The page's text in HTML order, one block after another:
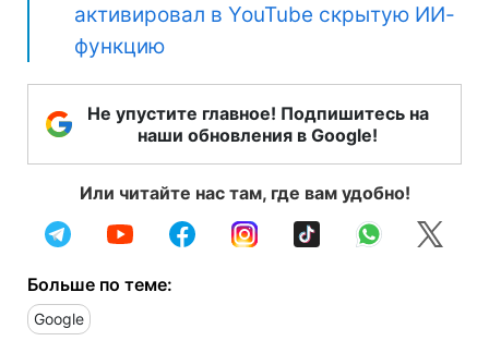
активировал в YouTube скрытую ИИ-
функцию
Не упустите главное! Подпишитесь на
наши обновления в Google!
Или читайте нас там, где вам удобно!
Больше по теме:
Google